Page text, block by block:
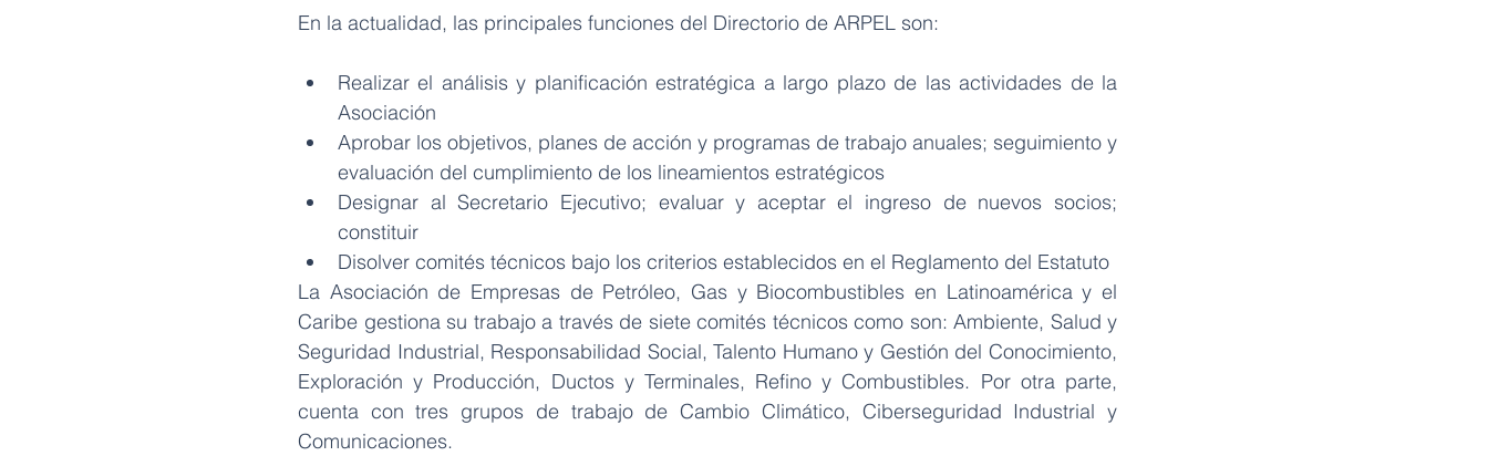
En la actualidad, las principales funciones del Directorio de ARPEL son:
Realizar el análisis y planificación estratégica a largo plazo de las actividades de la
Asociación
Aprobar los objetivos, planes de acción y programas de trabajo anuales; seguimiento y
evaluación del cumplimiento de los lineamientos estratégicos
Designar al Secretario Ejecutivo; evaluar y aceptar el ingreso de nuevos socios;
constituir
Disolver comités técnicos bajo los criterios establecidos en el Reglamento del Estatuto
La Asociación de Empresas de Petróleo, Gas y Biocombustibles en Latinoamérica y el
Caribe gestiona su trabajo a través de siete comités técnicos como son: Ambiente, Salud y
Seguridad Industrial, Responsabilidad Social, Talento Humano y Gestión del Conocimiento,
Exploración y Producción, Ductos y Terminales, Refino y Combustibles. Por otra parte,
cuenta con tres grupos de trabajo de Cambio Climático, Ciberseguridad Industrial y
Comunicaciones.